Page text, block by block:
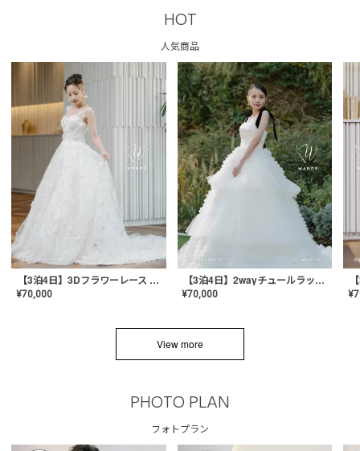
HOT
人気商品
【3泊4日】3Dフラワーレース ドレス〈PD-WDOR-331〉
¥70,000
【3泊4日】2wayチュールラッフルドレス〈PD-WDOR-341RTL〉
¥70,000 ¥
View more
PHOTO PLAN
フォトプラン